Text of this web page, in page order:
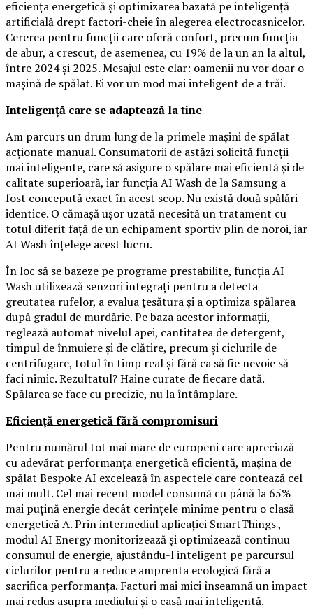
eficiența energetică și optimizarea bazată pe inteligență
artificială drept factori-cheie în alegerea electrocasnicelor.
Cererea pentru funcții care oferă confort, precum funcția
de abur, a crescut, de asemenea, cu 19% de la un an la altul,
între 2024 și 2025. Mesajul este clar: oamenii nu vor doar o
mașină de spălat. Ei vor un mod mai inteligent de a trăi.
Inteligență care se adaptează la tine
Am parcurs un drum lung de la primele mașini de spălat
acționate manual. Consumatorii de astăzi solicită funcții
mai inteligente, care să asigure o spălare mai eficientă și de
calitate superioară, iar funcția AI Wash de la Samsung a
fost concepută exact în acest scop. Nu există două spălări
identice. O cămașă ușor uzată necesită un tratament cu
totul diferit față de un echipament sportiv plin de noroi, iar
AI Wash înțelege acest lucru.
În loc să se bazeze pe programe prestabilite, funcția AI
Wash utilizează senzori integrați pentru a detecta
greutatea rufelor, a evalua țesătura și a optimiza spălarea
după gradul de murdărie. Pe baza acestor informații,
reglează automat nivelul apei, cantitatea de detergent,
timpul de înmuiere și de clătire, precum și ciclurile de
centrifugare, totul în timp real și fără ca să fie nevoie să
faci nimic. Rezultatul? Haine curate de fiecare dată.
Spălarea se face cu precizie, nu la întâmplare.
Eficiență energetică fără compromisuri
Pentru numărul tot mai mare de europeni care apreciază
cu adevărat performanța energetică eficientă, mașina de
spălat Bespoke AI excelează în aspectele care contează cel
mai mult. Cel mai recent model consumă cu până la 65%
mai puțină energie decât cerințele minime pentru o clasă
energetică A. Prin intermediul aplicației SmartThings ,
modul AI Energy monitorizează și optimizează continuu
consumul de energie, ajustându-l inteligent pe parcursul
ciclurilor pentru a reduce amprenta ecologică fără a
sacrifica performanța. Facturi mai mici înseamnă un impact
mai redus asupra mediului și o casă mai inteligentă.